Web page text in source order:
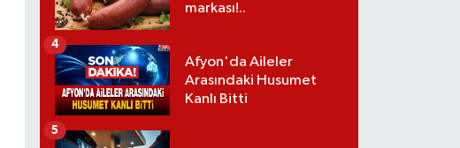
markası!..
Afyon'da Aileler
Arasındaki Husumet
Kanlı Bitti
4
5